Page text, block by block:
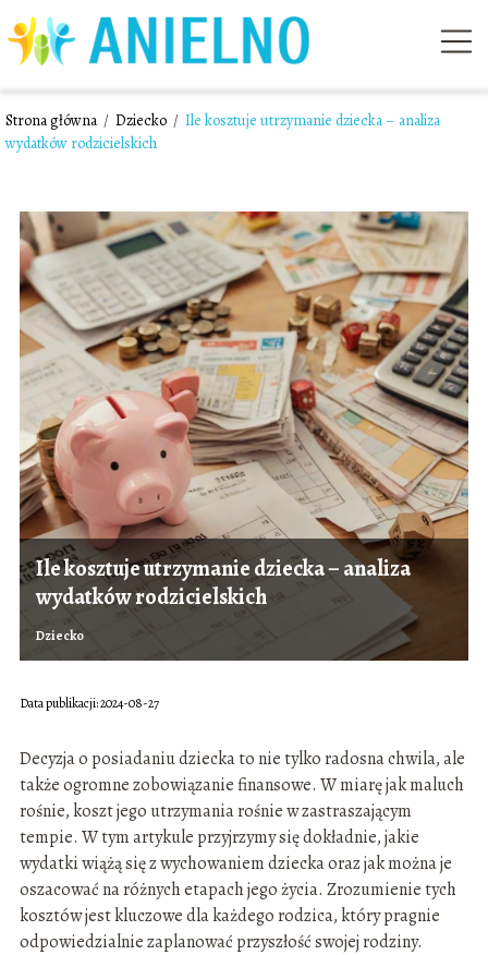
Strona główna / Dziecko / Ile kosztuje utrzymanie dziecka – analiza
wydatków rodzicielskich
Ile kosztuje utrzymanie dziecka – analiza
wydatków rodzicielskich
Dziecko
Data publikacji: 2024-08-27
Decyzja o posiadaniu dziecka to nie tylko radosna chwila, ale
także ogromne zobowiązanie finansowe. W miarę jak maluch
rośnie, koszt jego utrzymania rośnie w zastraszającym
tempie. W tym artykule przyjrzymy się dokładnie, jakie
wydatki wiążą się z wychowaniem dziecka oraz jak można je
oszacować na różnych etapach jego życia. Zrozumienie tych
kosztów jest kluczowe dla każdego rodzica, który pragnie
odpowiedzialnie zaplanować przyszłość swojej rodziny.